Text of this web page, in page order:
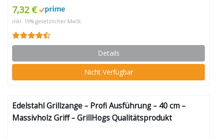
7,32 €
inkl. 19% gesetzlicher MwSt.
Details
Nicht Verfügbar
Edelstahl Grillzange – Profi Ausführung – 40 cm –
Massivholz Griff – GrillHogs Qualitätsprodukt